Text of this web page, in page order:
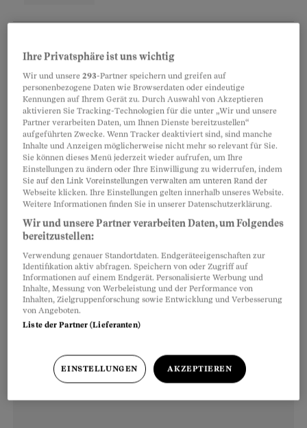
Denn sowohl sein Arzt als auch seine Beiständin
und der zuständige Kindes- und
Erwachsenenschutzdienst Brugg haben
Gefährdungsmeldungen ins Leere laufen
lassen.
«Der unwürdige Tod eines Brugger Musikers» ist
die neuste Folge unserer Podcast-Reihe «Der
Fall». Moderatorin Jasmine Helbling spricht mit
Autorin Andrea Haefely, einer Bekannten des
Opfers und Rechtsexpertin Katrin Reichmuth
Ihre Privatsphäre ist uns wichtig
Wir und unsere293-Partner speichern und greifen auf
personenbezogene Daten wie Browserdaten oder eindeutige
Kennungen auf Ihrem Gerät zu. Durch Auswahl von Akzeptieren
aktivieren Sie Tracking-Technologien für die unter „Wir und unsere
Partner verarbeiten Daten, um Ihnen Dienste bereitzustellen“
aufgeführten Zwecke. Wenn Tracker deaktiviert sind, sind manche
Inhalte und Anzeigen möglicherweise nicht mehr so relevant für Sie.
Sie können dieses Menü jederzeit wieder aufrufen, um Ihre
Einstellungen zu ändern oder Ihre Einwilligung zu widerrufen, indem
Sie auf den Link Voreinstellungen verwalten am unteren Rand der
Webseite klicken. Ihre Einstellungen gelten innerhalb unseres Website.
Weitere Informationen finden Sie in unserer Datenschutzerklärung.
Wir und unsere Partner verarbeiten Daten, um Folgendes
bereitzustellen:
Verwendung genauer Standortdaten. Endgeräteeigenschaften zur
Identifikation aktiv abfragen. Speichern von oder Zugriff auf
Informationen auf einem Endgerät. Personalisierte Werbung und
Inhalte, Messung von Werbeleistung und der Performance von
Inhalten, Zielgruppenforschung sowie Entwicklung und Verbesserung
von Angeboten.
Liste der Partner (Lieferanten)
EINSTELLUNGEN AKZEPTIEREN